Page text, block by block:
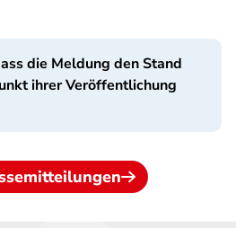
die Meldung den Stand
ihrer Veröffentlichung